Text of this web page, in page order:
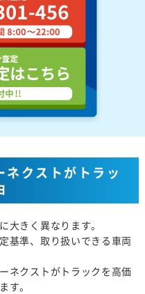
クストがトラッ
大きく異なります。
基準、取り扱いできる車両
ネクストがトラックを高価
す。